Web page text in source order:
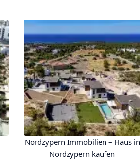
Nordzypern Immobilien – Haus in
Nordzypern kaufen